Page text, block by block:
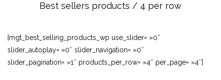
Best sellers products / 4 per row
[mgt_best_selling_products_wp use_slider= »0″
slider_autoplay= »0″ slider_navigation= »0″
slider_pagination= »1″ products_per_row= »4″ per_page= »4″]